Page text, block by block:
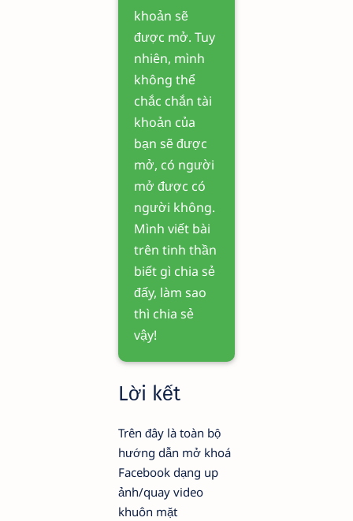
khoản sẽ
được mở. Tuy
nhiên, mình
không thể
chắc chắn tài
khoản của
bạn sẽ được
mở, có người
mở được có
người không.
Mình viết bài
trên tinh thần
biết gì chia sẻ
đấy, làm sao
thì chia sẻ
vậy!
Lời kết
Trên đây là toàn bộ
hướng dẫn mở khoá
Facebook dạng up
ảnh/quay video
khuôn mặt